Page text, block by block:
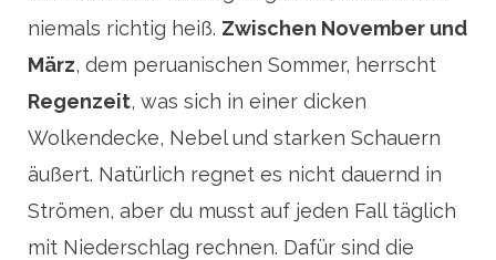
niemals richtig heiß. Zwischen November und
März, dem peruanischen Sommer, herrscht
Regenzeit, was sich in einer dicken
Wolkendecke, Nebel und starken Schauern
äußert. Natürlich regnet es nicht dauernd in
Strömen, aber du musst auf jeden Fall täglich
mit Niederschlag rechnen. Dafür sind die